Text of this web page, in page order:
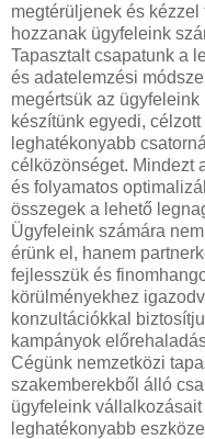
megtérüljenek és
hozzanak ügyfeleink
Tapasztalt csapatunk a
és adatelemzési
megértsük az
készítünk egyedi,
leghatékonyabb
célközönséget. Mindezt
és folyamatos
összegek a lehető
Ügyfeleink számára
érünk el, hanem
fejlesszük és
körülményekhez
konzultációkkal
kampányok
Cégünk nemzetközi
szakemberekből álló
ügyfeleink
leghatékonyabb